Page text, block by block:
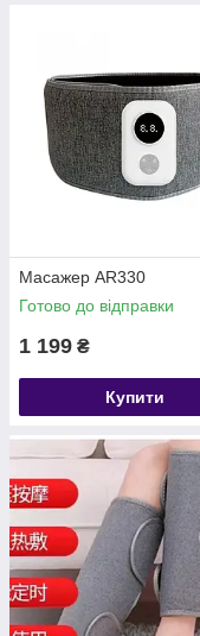
Масажер AR330
Готово до відправки
1 199 ₴
Купити